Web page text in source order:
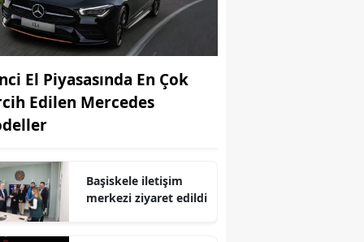
Edirne
Elazığ
Erzincan
Gaziantep
El Piyasasında En Çok
Edilen Mercedes
Başiskele iletişim
merkezi ziyaret edildi